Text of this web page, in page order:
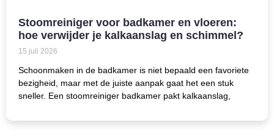
Stoomreiniger voor badkamer en vloeren:
hoe verwijder je kalkaanslag en schimmel?
15 juli 2026
Schoonmaken in de badkamer is niet bepaald een favoriete
bezigheid, maar met de juiste aanpak gaat het een stuk
sneller. Een stoomreiniger badkamer pakt kalkaanslag,